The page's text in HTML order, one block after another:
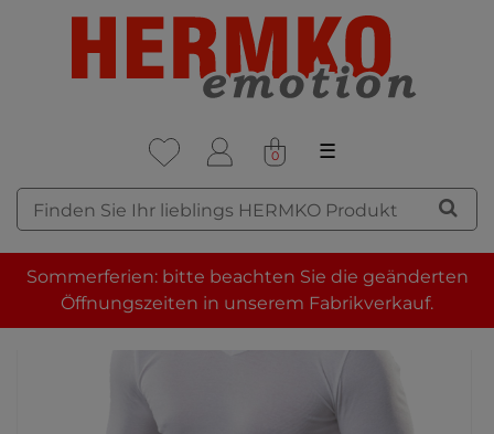
0 ☰
Sommerferien: bitte beachten Sie die geänderten
Öffnungszeiten in unserem Fabrikverkauf.